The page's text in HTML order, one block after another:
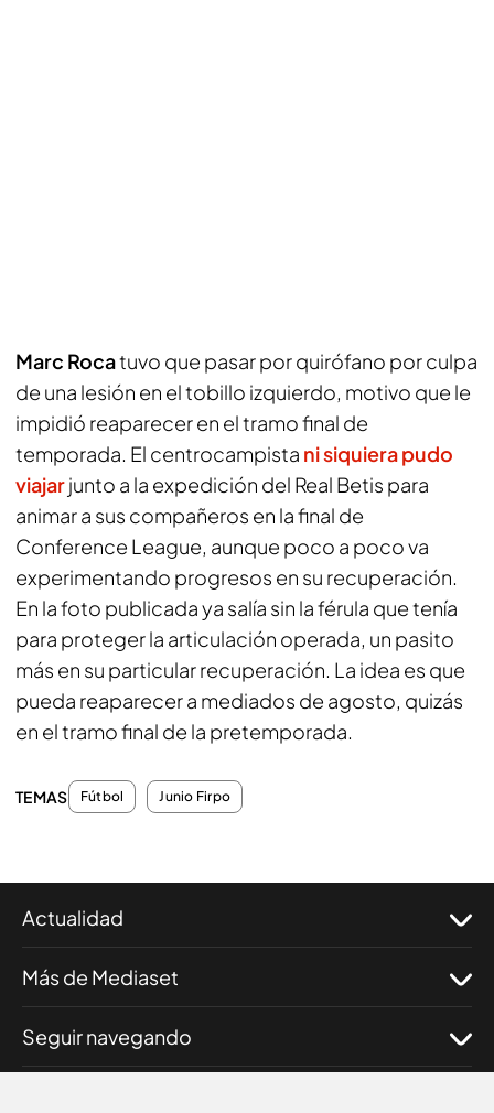
Marc Rocatuvo que pasar por quirófano por culpa
de una lesión en el tobillo izquierdo, motivo que le
impidió reaparecer en el tramo final de
temporada. El centrocampista ni siquiera pudo
viajarjunto a la expedición del Real Betis para
animar a sus compañeros en la final de
Conference League, aunque poco a poco va
experimentando progresos en su recuperación.
En la foto publicada ya salía sin la férula que tenía
para proteger la articulación operada, un pasito
más en su particular recuperación. La idea es que
pueda reaparecer a mediados de agosto, quizás
en el tramo final de la pretemporada.
TEMAS Fútbol Junio Firpo
Actualidad
Más de Mediaset
Seguir navegando